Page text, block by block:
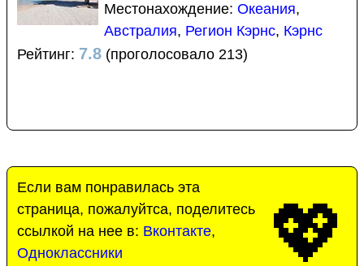
Местонахождение: Океания,
Австралия, Регион Кэрнс, Кэрнс
Рейтинг: 7.8 (проголосовало 213)
💖
Если вам понравилась эта
страница, пожалуйтса, поделитесь
ссылкой на нее в: Вконтакте,
Одноклассники